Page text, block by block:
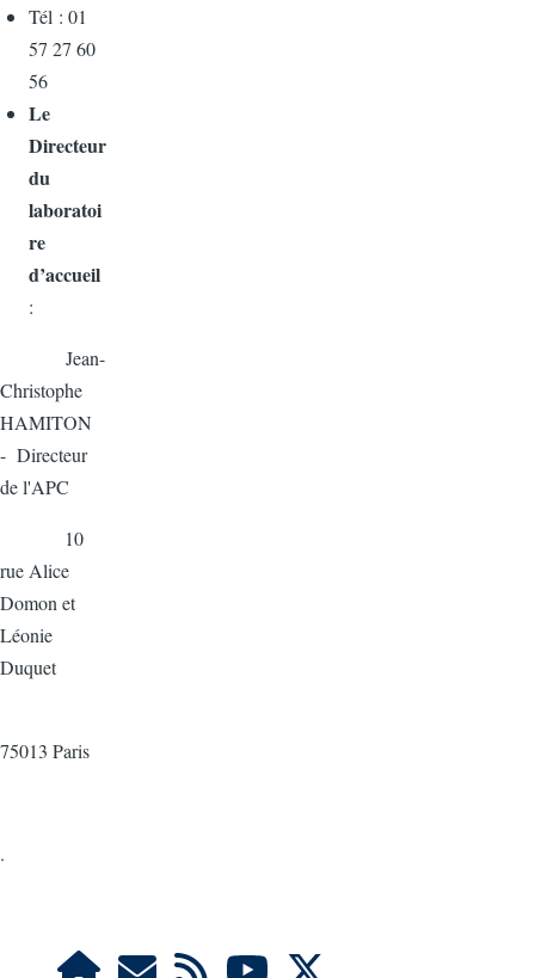
Tél : 01
57 27 60
56
Le
Directeur
du
laboratoi
re
d’accueil
:
Jean-
Christophe
HAMITON
- Directeur
de l'APC
10
rue Alice
Domon et
Léonie
Duquet
75013 Paris
.